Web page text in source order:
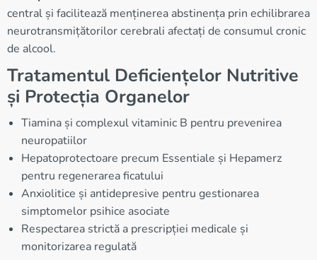
central și facilitează menținerea abstinența prin echilibrarea
neurotransmițătorilor cerebrali afectați de consumul cronic
de alcool.
Tratamentul Deficiențelor Nutritive
și Protecția Organelor
Tiamina și complexul vitaminic B pentru prevenirea
neuropatiilor
Hepatoprotectoare precum Essentiale și Hepamerz
pentru regenerarea ficatului
Anxiolitice și antidepresive pentru gestionarea
simptomelor psihice asociate
Respectarea strictă a prescripției medicale și
monitorizarea regulată